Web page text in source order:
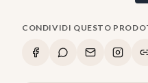
CONDIVIDI QUESTO